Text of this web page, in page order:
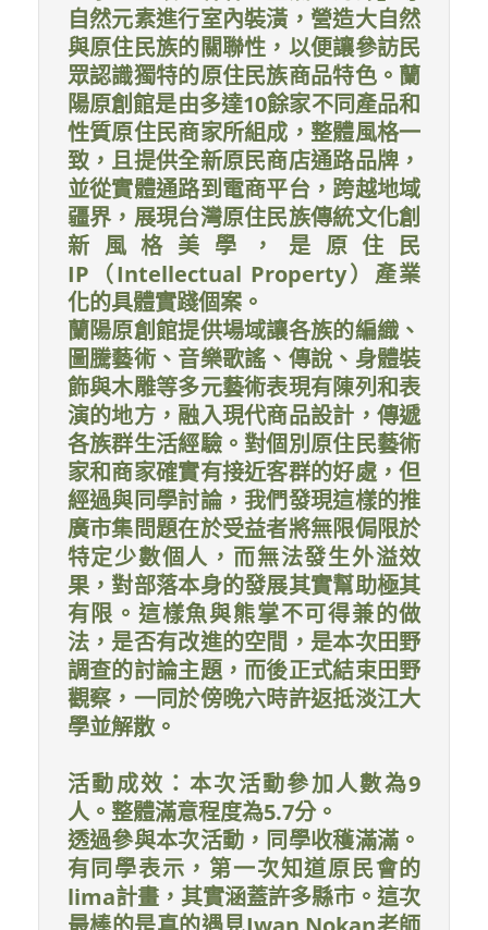
自然元素進行室內裝潢，營造大自然
與原住民族的關聯性，以便讓參訪民
眾認識獨特的原住民族商品特色。蘭
陽原創館是由多達10餘家不同產品和
性質原住民商家所組成，整體風格一
致，且提供全新原民商店通路品牌，
並從實體通路到電商平台，跨越地域
疆界，展現台灣原住民族傳統文化創
新風格美學，是原住民
IP（Intellectual Property）產業
化的具體實踐個案。
蘭陽原創館提供場域讓各族的編織、
圖騰藝術、音樂歌謠、傳說、身體裝
飾與木雕等多元藝術表現有陳列和表
演的地方，融入現代商品設計，傳遞
各族群生活經驗。對個別原住民藝術
家和商家確實有接近客群的好處，但
經過與同學討論，我們發現這樣的推
廣市集問題在於受益者將無限侷限於
特定少數個人，而無法發生外溢效
果，對部落本身的發展其實幫助極其
有限。這樣魚與熊掌不可得兼的做
法，是否有改進的空間，是本次田野
調查的討論主題，而後正式結束田野
觀察，一同於傍晚六時許返抵淡江大
學並解散。
活動成效：本次活動參加人數為9
人。整體滿意程度為5.7分。
透過參與本次活動，同學收穫滿滿。
有同學表示，第一次知道原民會的
lima計畫，其實涵蓋許多縣市。這次